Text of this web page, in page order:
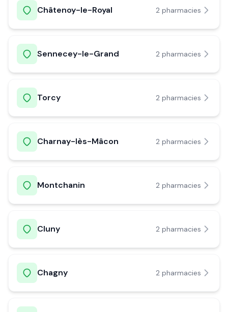
Châtenoy-le-Royal 2 pharmacies
Sennecey-le-Grand 2 pharmacies
Torcy 2 pharmacies
Charnay-lès-Mâcon 2 pharmacies
Montchanin 2 pharmacies
Cluny 2 pharmacies
Chagny 2 pharmacies